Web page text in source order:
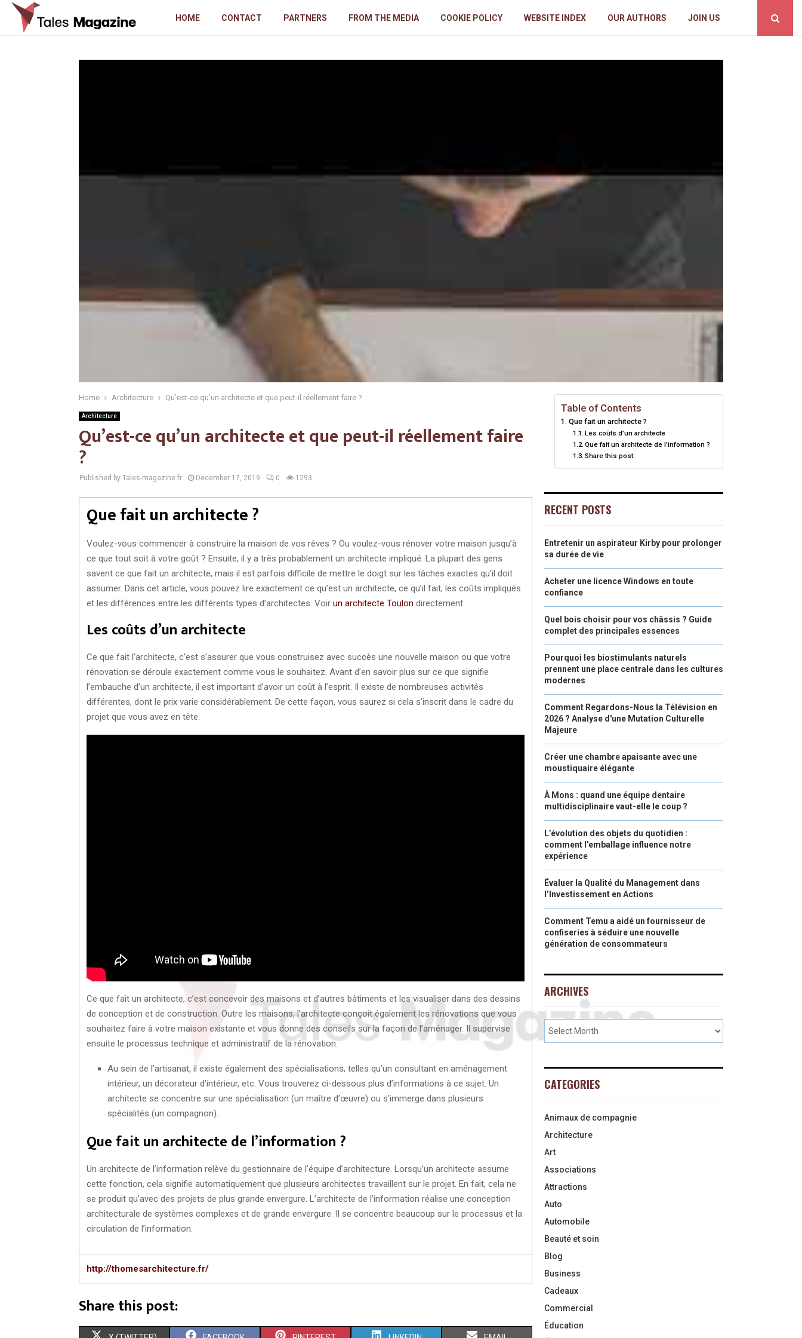
HOME CONTACT PARTNERS FROM THE MEDIA COOKIE POLICY WEBSITE INDEX OUR AUTHORS JOIN US
Home Architecture Qu’est-ce qu’un architecte et que peut-il réellement faire ?
Architecture
Qu’est-ce qu’un architecte et que peut-il réellement faire
?
Published by Tales-magazine.fr December 17, 2019 0 1293
Que fait un architecte ?
Voulez-vous commencer à construire la maison de vos rêves ? Ou voulez-vous rénover votre maison jusqu’à
ce que tout soit à votre goût ? Ensuite, il y a très probablement un architecte impliqué. La plupart des gens
savent ce que fait un architecte, mais il est parfois difficile de mettre le doigt sur les tâches exactes qu’il doit
assumer. Dans cet article, vous pouvez lire exactement ce qu’est un architecte, ce qu’il fait, les coûts impliqués
et les différences entre les différents types d’architectes. Voir un architecte Toulon directement
Les coûts d’un architecte
Ce que fait l’architecte, c’est s’assurer que vous construisez avec succès une nouvelle maison ou que votre
rénovation se déroule exactement comme vous le souhaitez. Avant d’en savoir plus sur ce que signifie
l’embauche d’un architecte, il est important d’avoir un coût à l’esprit. Il existe de nombreuses activités
différentes, dont le prix varie considérablement. De cette façon, vous saurez si cela s’inscrit dans le cadre du
projet que vous avez en tête.
Ce que fait un architecte, c’est concevoir des maisons et d’autres bâtiments et les visualiser dans des dessins
de conception et de construction. Outre les maisons, l’architecte conçoit également les rénovations que vous
souhaitez faire à votre maison existante et vous donne des conseils sur la façon de l’aménager. Il supervise
ensuite le processus technique et administratif de la rénovation.
Au sein de l’artisanat, il existe également des spécialisations, telles qu’un consultant en aménagement
intérieur, un décorateur d’intérieur, etc. Vous trouverez ci-dessous plus d’informations à ce sujet. Un
architecte se concentre sur une spécialisation (un maître d’œuvre) ou s’immerge dans plusieurs
spécialités (un compagnon).
Que fait un architecte de l’information ?
Un architecte de l’information relève du gestionnaire de l’équipe d’architecture. Lorsqu’un architecte assume
cette fonction, cela signifie automatiquement que plusieurs architectes travaillent sur le projet. En fait, cela ne
se produit qu’avec des projets de plus grande envergure. L’architecte de l’information réalise une conception
architecturale de systèmes complexes et de grande envergure. Il se concentre beaucoup sur le processus et la
circulation de l’information.
http://thomesarchitecture.fr/
Share this post:
Table of Contents
Que fait un architecte ?
Les coûts d’un architecte
Que fait un architecte de l’information ?
Share this post:
RECENT POSTS
Entretenir un aspirateur Kirby pour prolonger
sa durée de vie
Acheter une licence Windows en toute
confiance
Quel bois choisir pour vos châssis ? Guide
complet des principales essences
Pourquoi les biostimulants naturels
prennent une place centrale dans les cultures
modernes
Comment Regardons-Nous la Télévision en
2026 ? Analyse d'une Mutation Culturelle
Majeure
Créer une chambre apaisante avec une
moustiquaire élégante
À Mons : quand une équipe dentaire
multidisciplinaire vaut-elle le coup ?
L’évolution des objets du quotidien :
comment l’emballage influence notre
expérience
Évaluer la Qualité du Management dans
l’Investissement en Actions
Comment Temu a aidé un fournisseur de
confiseries à séduire une nouvelle
génération de consommateurs
ARCHIVES
CATEGORIES
Animaux de compagnie
Architecture
Art
Associations
Attractions
Auto
Automobile
Beauté et soin
Blog
Business
Cadeaux
Commercial
Éducation